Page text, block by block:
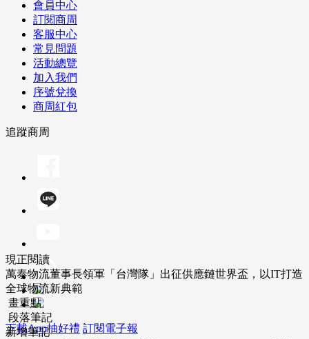
會員中心
訂閱商周
客服中心
常見問題
活動總覽
加入我們
序號兌換
商周紅包
追蹤商周
下載App抽好禮 訂閱電子報
現正閱讀
萬泰物流董事長領軍「台灣隊」出征供應鏈世界盃，以IT打造
全球物流新典範
畫重點
段落筆記
新增筆記